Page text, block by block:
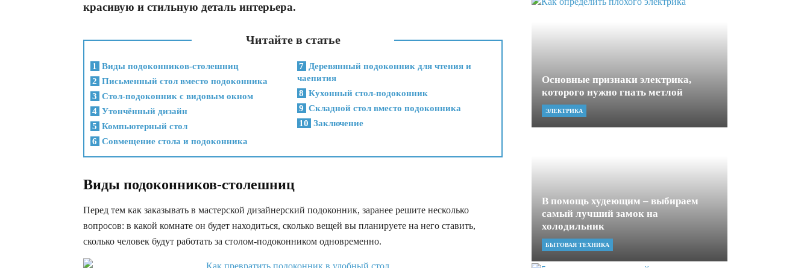
красивую и стильную деталь интерьера.
Читайте в статье
1
Виды подоконников-столешниц
2 Письменный стол вместо подоконника
3 Стол-подоконник с видовым окном
4 Утончённый дизайн
5 Компьютерный стол
6 Совмещение стола и подоконника
7
Деревянный подоконник для чтения и
чаепития
8 Кухонный стол-подоконник
9 Складной стол вместо подоконника
10 Заключение
Виды подоконников-столешниц
Перед тем как заказывать в мастерской дизайнерский подоконник, заранее решите несколько
вопросов: в какой комнате он будет находиться, сколько вещей вы планируете на него ставить,
сколько человек будут работать за столом-подоконником одновременно.
Основные признаки электрика,
которого нужно гнать метлой
ЭЛЕКТРИКА
В помощь худеющим – выбираем
самый лучший замок на
холодильник
БЫТОВАЯ ТЕХНИКА